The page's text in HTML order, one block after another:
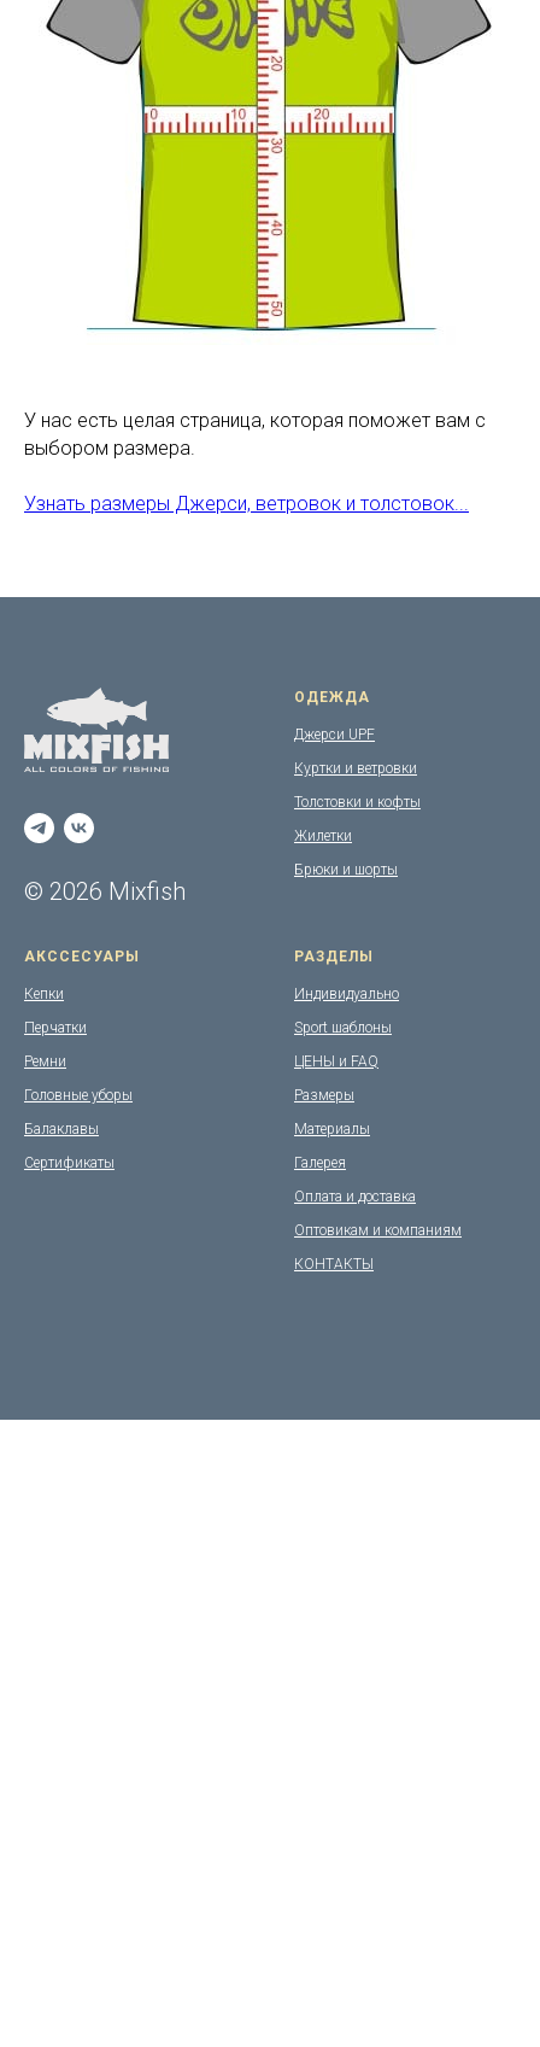
У нас есть целая страница, которая поможет вам с
выбором размера.
Узнать размеры Джерси, ветровок и толстовок...
© 2026 Mixfish
ОДЕЖДА
Джерси UPF
Куртки и ветровки
Толстовки и кофты
Жилетки
Брюки и шорты
АКССЕСУАРЫ
Кепки
Перчатки
Ремни
Головные уборы
Балаклавы
Сертификаты
РАЗДЕЛЫ
Индивидуально
Sport шаблоны
ЦЕНЫ и FAQ
Размеры
Материалы
Галерея
Оплата и доставка
Оптовикам и компаниям
КОНТАКТЫ